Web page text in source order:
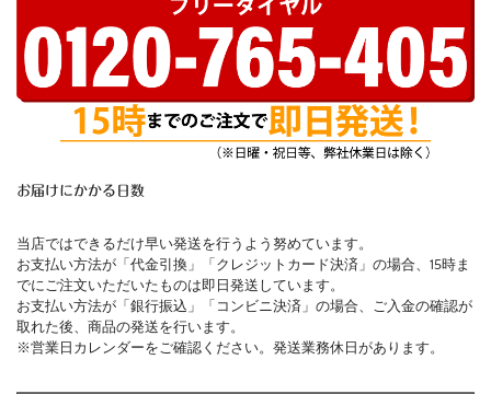
お届けにかかる日数
当店ではできるだけ早い発送を行うよう努めています。
お支払い方法が「代金引換」「クレジットカード決済」の場合、15時ま
でにご注文いただいたものは即日発送しています。
お支払い方法が「銀行振込」「コンビニ決済」の場合、ご入金の確認が
取れた後、商品の発送を行います。
※営業日カレンダーをご確認ください。発送業務休日があります。